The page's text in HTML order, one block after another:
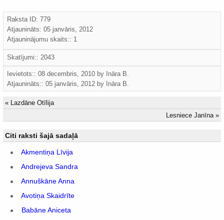
Raksta ID: 779
Atjaunināts: 05 janvāris, 2012
Atjauninājumu skaits:: 1
Skatījumi:: 2043
Ievietots:: 08 decembris, 2010 by Ināra B.
Atjaunināts:: 05 janvāris, 2012 by Ināra B.
« Lazdāne Otīlija
Lesniece Janīna »
Citi raksti šajā sadaļā
Akmentiņa Līvija
Andrejeva Sandra
Annuškāne Anna
Avotiņa Skaidrīte
Babāne Aniceta